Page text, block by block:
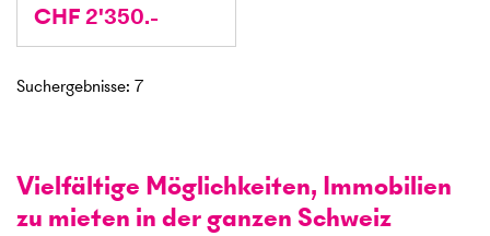
CHF 2'350.-
Suchergebnisse: 7
Vielfältige Möglichkeiten, Immobilien
zu mieten in der ganzen Schweiz